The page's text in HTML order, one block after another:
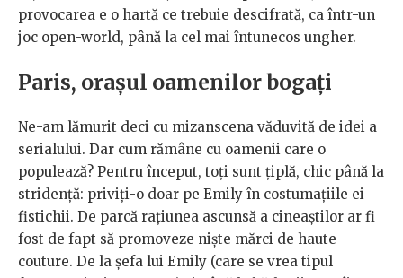
provocarea e o hartă ce trebuie descifrată, ca într-un
joc open-world, până la cel mai întunecos ungher.
Paris, orașul oamenilor bogați
Ne-am lămurit deci cu mizanscena văduvită de idei a
serialului. Dar cum rămâne cu oamenii care o
populează? Pentru început, toți sunt țiplă, chic până la
stridență: priviți-o doar pe Emily în costumațiile ei
fistichii. De parcă rațiunea ascunsă a cineaștilor ar fi
fost de fapt să promoveze niște mărci de haute
couture. De la șefa lui Emily (care se vrea tipul